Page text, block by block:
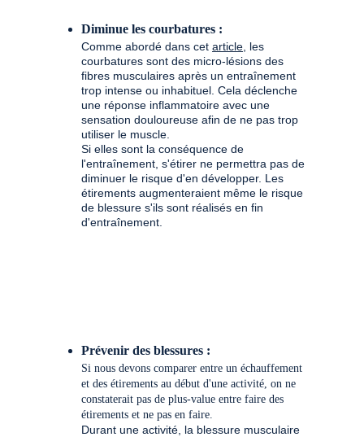
Diminue les courbatures :
Comme abordé dans cet article , les
courbatures sont des micro-lésions des
fibres musculaires après un entraînement
trop intense ou inhabituel. Cela déclenche
une réponse inflammatoire avec une
sensation douloureuse afin de ne pas trop
utiliser le muscle.
Si elles sont la conséquence de
l'entraînement, s'étirer ne permettra pas de
diminuer le risque d'en développer. Les
étirements augmenteraient même le risque
de blessure s'ils sont réalisés en fin
d'entraînement.
Prévenir des blessures :
Si nous devons comparer entre un échauffement
et des étirements au début d'une activité, on ne
constaterait pas de plus-value entre faire des
étirements et ne pas en faire.
Durant une activité, la blessure musculaire